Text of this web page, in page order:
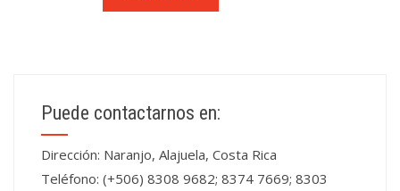
Puede contactarnos en:
Dirección: Naranjo, Alajuela, Costa Rica
Teléfono: (+506) 8308 9682; 8374 7669; 8303